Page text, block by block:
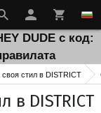
DUDE с код:
стил в DISTRICT
в DISTRICT